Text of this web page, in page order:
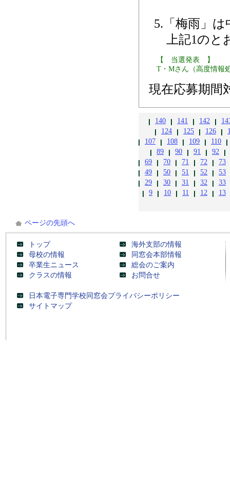
5.「梅雨」
上記1のと
【 当選発表 】
T・Mさん（高度情報
現在応募期間
142
141
140
126
125
124
110
109
108
107
92
91
90
89
73
72
71
70
69
53
52
51
50
49
33
32
31
30
29
13
12
11
10
9
ページの先頭へ
トップ
母校の情報
卒業生ニュース
クラスの情報
海外支部の情報
同窓会本部情報
総会のご案内
お問合せ
日本電子専門学校同窓会プライバシーポリシー
サイトマップ